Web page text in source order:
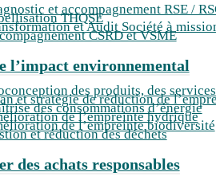
et accompagnement RSE /
THQSE
et Audit Société à
CSRD et VSME
l’impact environnemental
des produits, des
et stratégie de réduction de
des consommations d’énergie
de l’empreinte hydrique
de l’empreinte biodiversité
et réduction des déchets
des achats responsables